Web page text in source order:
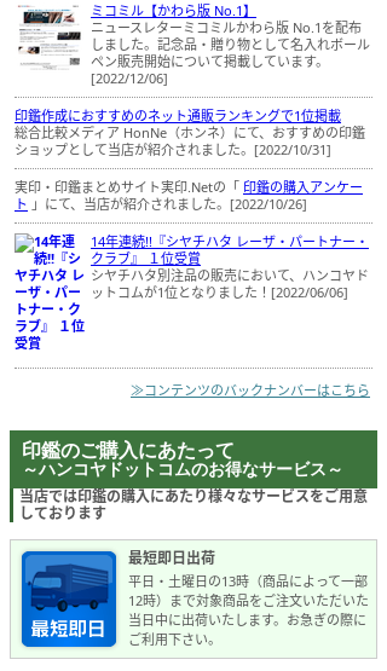
ミコミル【かわら版 No.1】
ニュースレターミコミルかわら版 No.1を配布
しました。記念品・贈り物として名入れボール
ペン販売開始について掲載しています。
[2022/12/06]
印鑑作成におすすめのネット通販ランキングで1位掲載
総合比較メディア HonNe（ホンネ）にて、おすすめの印鑑
ショップとして当店が紹介されました。[2022/10/31]
実印・印鑑まとめサイト実印.Netの「 印鑑の購入アンケー
ト 」にて、当店が紹介されました。[2022/10/26]
14年連続!!『シヤチハタ レーザ・パートナー・
クラブ』 １位受賞
シヤチハタ別注品の販売において、ハンコヤド
ットコムが1位となりました！[2022/06/06]
≫コンテンツのバックナンバーはこちら
印鑑のご購入にあたって
～ハンコヤドットコムのお得なサービス～
当店では印鑑の購入にあたり様々なサービスをご用意
しております
最短即日出荷
平日・土曜日の13時（商品によって一部
12時）まで対象商品をご注文いただいた
当日中に出荷いたします。お急ぎの際に
ご利用下さい。